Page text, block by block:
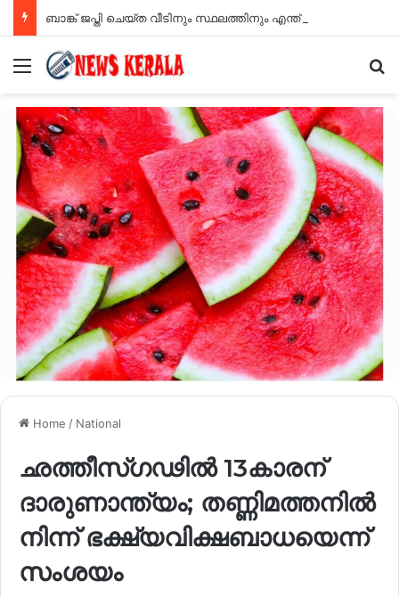
Menu
Home / National
ഛത്തീസ്ഗഢിൽ 13കാരന്
ദാരുണാന്ത്യം; തണ്ണിമത്തനിൽ
നിന്ന് ഭക്ഷ്യവിക്ഷബാധയെന്ന്
സംശയം